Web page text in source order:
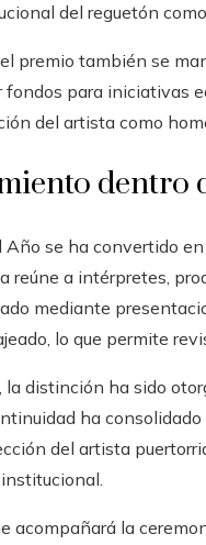
del reguetón
premio también se
fondos para iniciativas
del artista como
dentro
Año se ha convertido
reúne a intérpretes,
mediante
lo que permite
la distinción ha sido
ha
del artista
acompañará la